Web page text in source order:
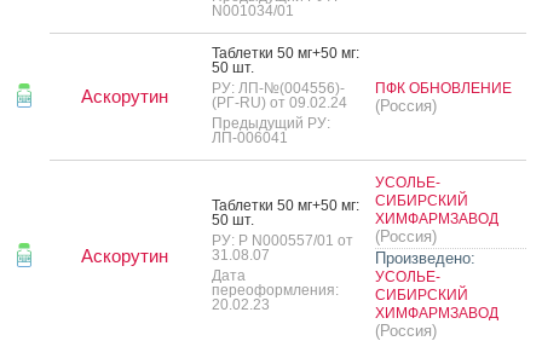
N001034/01
Аскорутин
Таб­летки 50 мг+50 мг:
50 шт.
РУ: ЛП-№(004556)-
(РГ-RU) от 09.02.24
Предыдущий РУ:
ЛП-006041
ПФК ОБНОВЛЕНИЕ
(Россия)
Аскорутин
Таб­летки 50 мг+50 мг:
50 шт.
РУ: Р N000557/01 от
31.08.07
Дата
переоформления:
20.02.23
УСОЛЬЕ-
СИБИРСКИЙ
ХИМФАРМЗАВОД
(Россия)
Произведено:
УСОЛЬЕ-
СИБИРСКИЙ
ХИМФАРМЗАВОД
(Россия)